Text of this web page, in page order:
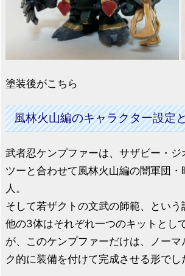
塗装後がこちら
風林火山編のキャラクター設定
武者忍ケンプファーは、サザビー・ジ
ツーと合わせて風林火山編の闇軍団・
人。
そして若ザクトの文武の師範、という
他の3体はそれぞれ一つのキットとし
が、このケンプファーだけは、ノーマ
ク的に装備を付けて完成させる形でし